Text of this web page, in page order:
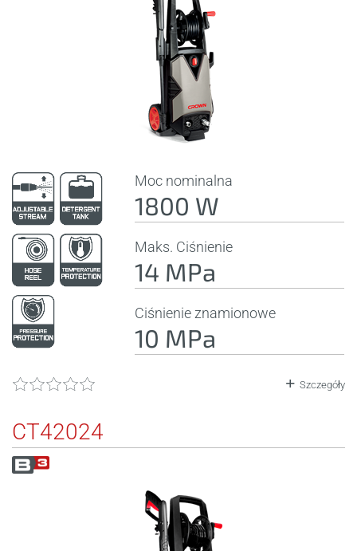
Moc nominalna
1800 W
Maks. Ciśnienie
14 MPa
Ciśnienie znamionowe
10 MPa
Szczegóły
CT42024